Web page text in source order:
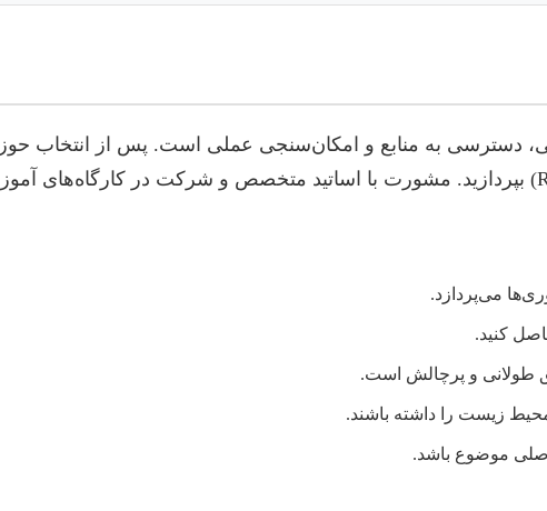
دسترسی به منابع و امکان‌سنجی عملی است. پس از انتخاب
می‌پردازد.
کنید.
طولانی و پرچالش است.
زیست را داشته باشند.
موضوع باشد.